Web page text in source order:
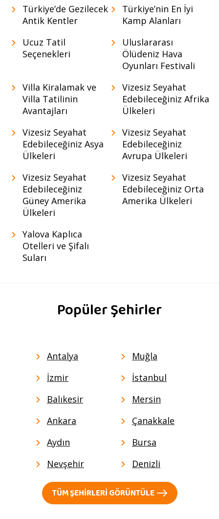
Türkiye’de Gezilecek
Antik Kentler
Türkiye’nin En İyi
Kamp Alanları
Ucuz Tatil
Seçenekleri
Uluslararası
Ölüdeniz Hava
Oyunları Festivali
Villa Kiralamak ve
Villa Tatilinin
Avantajları
Vizesiz Seyahat
Edebileceğiniz Afrika
Ülkeleri
Vizesiz Seyahat
Edebileceğiniz Asya
Ülkeleri
Vizesiz Seyahat
Edebileceğiniz
Avrupa Ülkeleri
Vizesiz Seyahat
Edebileceğiniz
Güney Amerika
Ülkeleri
Vizesiz Seyahat
Edebileceğiniz Orta
Amerika Ülkeleri
Yalova Kaplıca
Otelleri ve Şifalı
Suları
Popüler Şehirler
Antalya
Muğla
İzmir
İstanbul
Balıkesir
Mersin
Ankara
Çanakkale
Aydın
Bursa
Nevşehir
Denizli
TÜM ŞEHIRLERI GÖRÜNTÜLE